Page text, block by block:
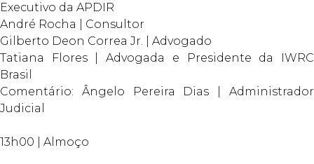
Executivo da APDIR
André Rocha | Consultor
Gilberto Deon Correa Jr. | Advogado
Tatiana Flores | Advogada e Presidente da IWRC
Brasil
Comentário: Ângelo Pereira Dias | Administrador
Judicial
13h00 | Almoço